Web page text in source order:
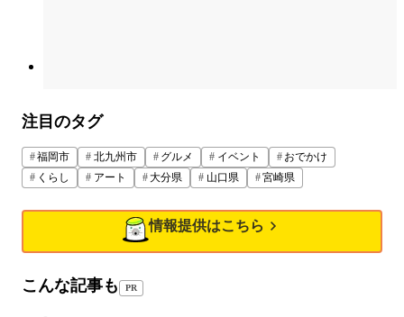
注目のタグ
福岡市 北九州市 グルメ イベント
おでかけ
くらし
アート 大分県 山口県 宮崎県
情報提供はこちら
こんな記事も PR